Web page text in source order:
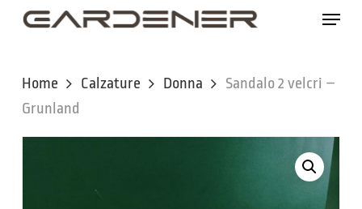
Skip
content
Menu
Home Calzature Donna
Sandalo 2 velcri –
Grunland